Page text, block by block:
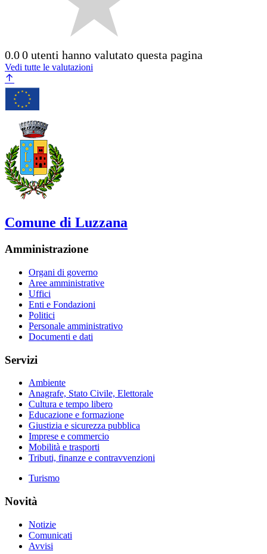
0.00 utenti hanno valutato questa pagina
Vedi tutte le valutazioni
Comune di Luzzana
Amministrazione
Organi di governo
Aree amministrative
Uffici
Enti e Fondazioni
Politici
Personale amministrativo
Documenti e dati
Servizi
Ambiente
Anagrafe, Stato Civile, Elettorale
Cultura e tempo libero
Educazione e formazione
Giustizia e sicurezza pubblica
Imprese e commercio
Mobilità e trasporti
Tributi, finanze e contravvenzioni
Turismo
Novità
Notizie
Comunicati
Avvisi